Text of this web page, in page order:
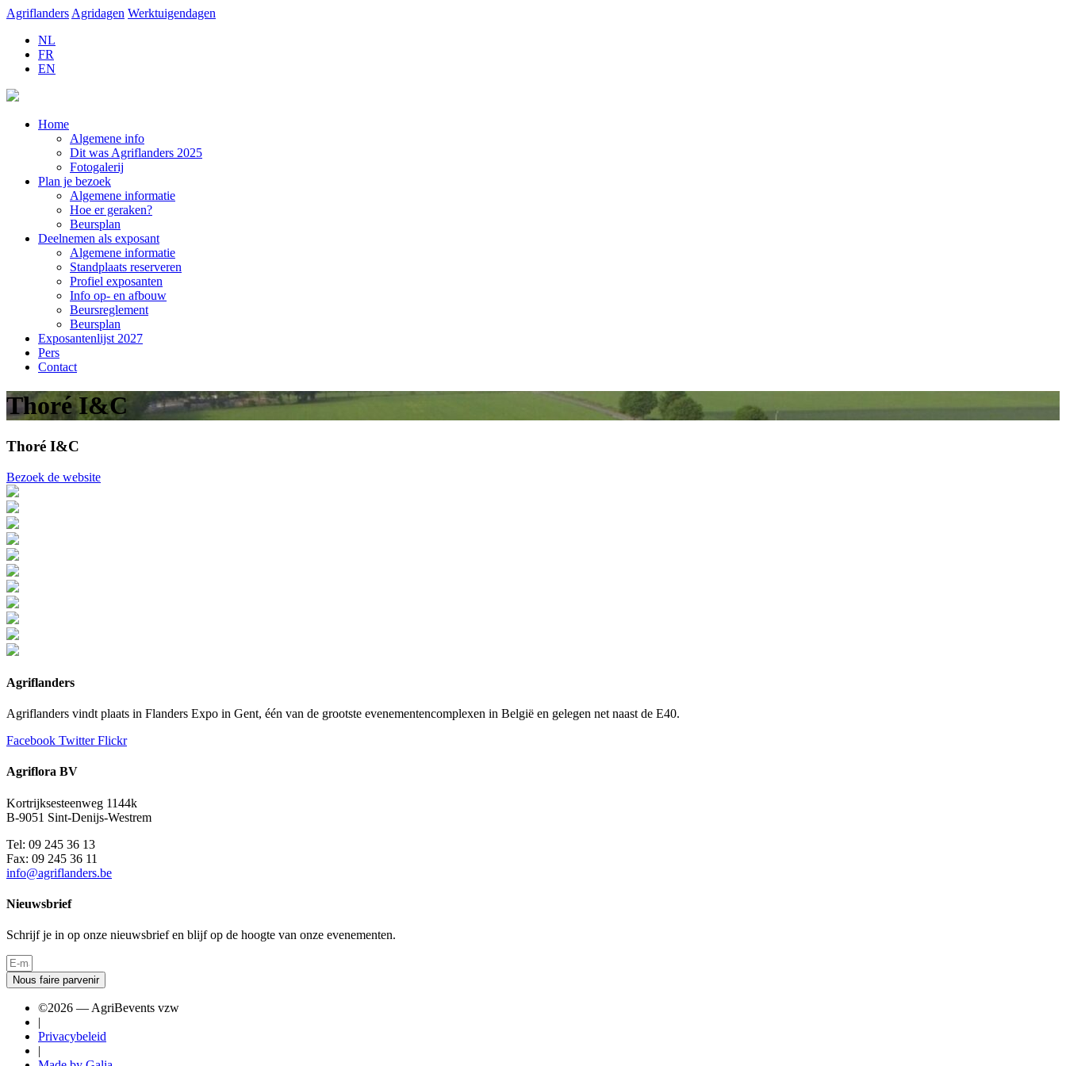
Agriflanders Agridagen Werktuigendagen
NL
FR
EN
Home
Algemene info
Dit was Agriflanders 2025
Fotogalerij
Plan je bezoek
Algemene informatie
Hoe er geraken?
Beursplan
Deelnemen als exposant
Algemene informatie
Standplaats reserveren
Profiel exposanten
Info op- en afbouw
Beursreglement
Beursplan
Exposantenlijst 2027
Pers
Contact
Thoré I&C
Thoré I&C
Bezoek de website
Agriflanders
Agriflanders vindt plaats in Flanders Expo in Gent, één van de grootste evenementencomplexen in België en gelegen net naast de E40.
Facebook Twitter Flickr
Agriflora BV
Kortrijksesteenweg 1144k
B-9051 Sint-Denijs-Westrem
Tel: 09 245 36 13
Fax: 09 245 36 11
info@agriflanders.be
Nieuwsbrief
Schrijf je in op onze nieuwsbrief en blijf op de hoogte van onze evenementen.
Nous faire parvenir
©2026 — AgriBevents vzw
|
Privacybeleid
|